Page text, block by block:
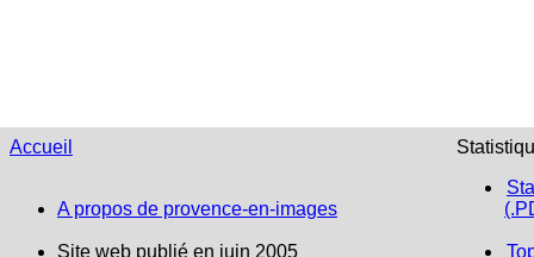
Accueil
A propos de provence-en-images
Site web publié en juin 2005